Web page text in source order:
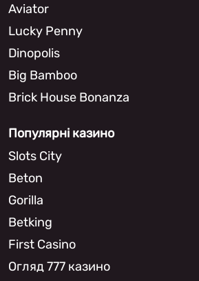
Aviator
Lucky Penny
Dinopolis
Big Bamboo
Brick House Bonanza
Популярні казино
Slots City
Beton
Gorilla
Betking
First Casino
Огляд 777 казино